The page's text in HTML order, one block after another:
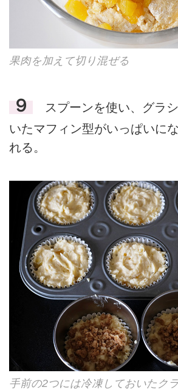
果肉を加えて切り混ぜる
９
スプーンを使い、グラ
いたマフィン型がいっぱいに
れる。
手前の2つには冷凍しておいたク